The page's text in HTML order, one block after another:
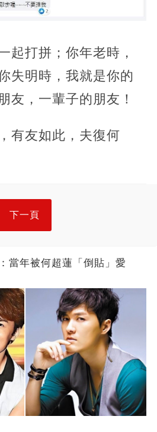
起打拼；你年老時，
失明時，我就是你的
友，一輩子的朋友！
有友如此，夫復何
下一頁
當年被何超蓮「倒貼」愛